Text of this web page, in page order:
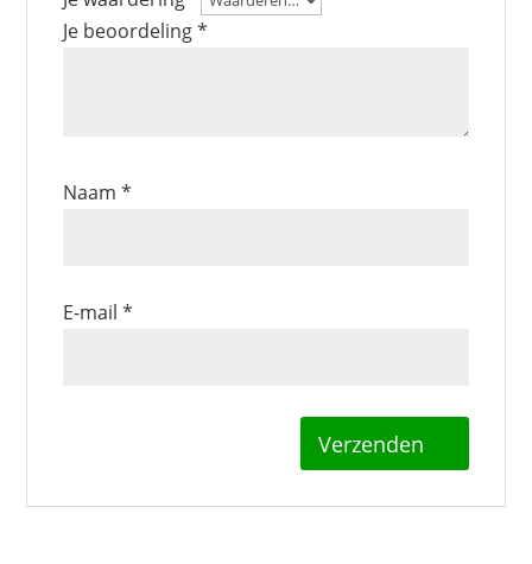
Je beoordeling*
Naam*
E-mail*